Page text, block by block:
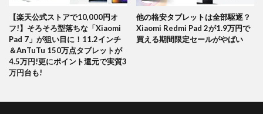
【楽天公式ストアで10,000円オ
フ!】そろそろ型落ちな「Xiaomi
Pad 7」が狙い目に！11.2インチ
＆AnTuTu 150万点タブレットが
4.5万円!更にポイント還元で実質3
万円台も!
他の格安タブレットは全部駆逐？
Xiaomi Redmi Pad 2が1.9万円で
買える期間限定セールがやばい